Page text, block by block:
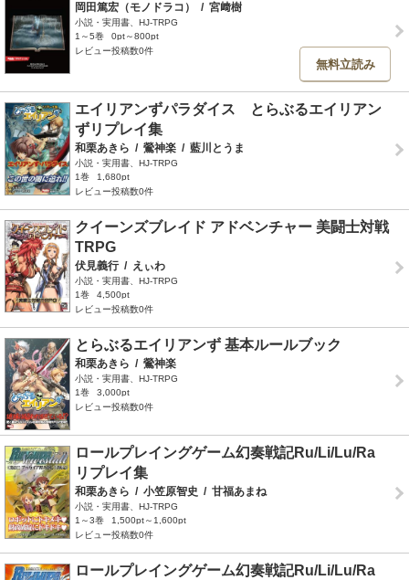
岡田篤宏（モノドラコ） / 宮﨑樹
小説・実用書、HJ-TRPG
1～5巻
0pt～800pt
レビュー投稿数0件
無料立読み
エイリアンずパラダイス とらぶるエイリアン
ずリプレイ集
和栗あきら / 鶯神楽 / 藍川とうま
小説・実用書、HJ-TRPG
1巻
1,680pt
レビュー投稿数0件
クイーンズブレイド アドベンチャー 美闘士対戦
TRPG
伏見義行 / えぃわ
小説・実用書、HJ-TRPG
1巻
4,500pt
レビュー投稿数0件
とらぶるエイリアンず 基本ルールブック
和栗あきら / 鶯神楽
小説・実用書、HJ-TRPG
1巻
3,000pt
レビュー投稿数0件
ロールプレイングゲーム幻奏戦記Ru/Li/Lu/Ra
リプレイ集
和栗あきら / 小笠原智史 / 甘福あまね
小説・実用書、HJ-TRPG
1～3巻
1,500pt～1,600pt
レビュー投稿数0件
ロールプレイングゲーム幻奏戦記Ru/Li/Lu/Ra